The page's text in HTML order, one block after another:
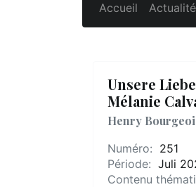
Accueil Actualité
Unsere
Mélanie
Henry
Numéro: 251
Période: Juli
Contenu